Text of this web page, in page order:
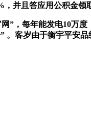
并且答应用公积金领
每年能发电10万
客岁由于衡宇平安